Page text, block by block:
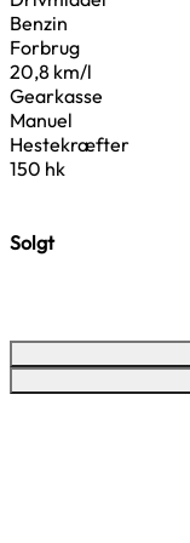
Benzin
Forbrug
20,8 km/l
Gearkasse
Manuel
Hestekræfter
150 hk
Solgt